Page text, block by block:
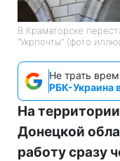
В Краматорске
"Укрпочты" (фото
Не трать
РБК-Украина
На
Донецкой
работу сразу